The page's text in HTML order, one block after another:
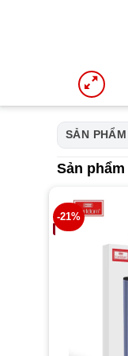
SẢN
Sản
-21%